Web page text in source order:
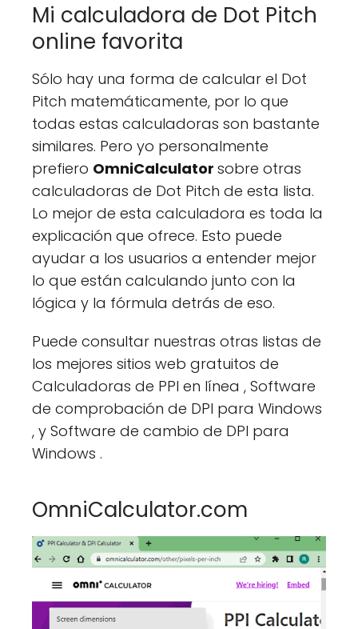
Mi calculadora de Dot Pitch
online favorita
Sólo hay una forma de calcular el Dot
Pitch matemáticamente, por lo que
todas estas calculadoras son bastante
similares. Pero yo personalmente
prefiero OmniCalculator sobre otras
calculadoras de Dot Pitch de esta lista.
Lo mejor de esta calculadora es toda la
explicación que ofrece. Esto puede
ayudar a los usuarios a entender mejor
lo que están calculando junto con la
lógica y la fórmula detrás de eso.
Puede consultar nuestras otras listas de
los mejores sitios web gratuitos de
Calculadoras de PPI en línea , Software
de comprobación de DPI para Windows
, y Software de cambio de DPI para
Windows .
OmniCalculator.com